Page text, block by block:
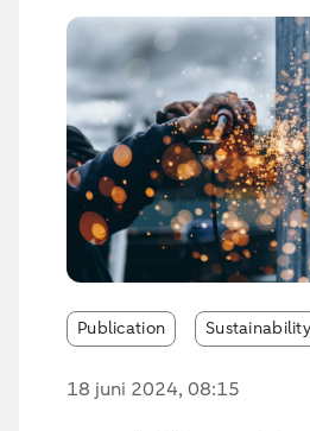
Publication Sustainability
18 juni 2024, 08:15